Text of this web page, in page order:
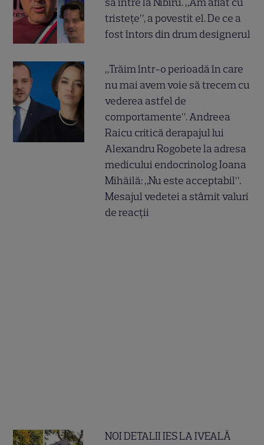
tristețe”, a povestit el. De ce a
fost întors din drum designerul
„Trăim într-o perioadă în care
nu mai avem voie să trecem cu
vederea astfel de
comportamente”. Andreea
Raicu critică derapajul lui
Alexandru Rogobete la adresa
medicului endocrinolog Ioana
Mihăilă: „Nu este acceptabil”.
Mesajul vedetei a stârnit valuri
de reacții
NOI DETALII IES LA IVEALĂ